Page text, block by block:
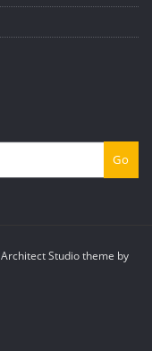
Go
Architect Studio theme by